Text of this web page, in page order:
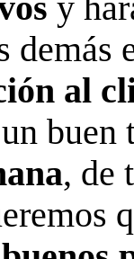
y
demás
al
, de